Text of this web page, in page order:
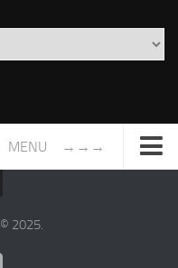
MENU →→→
2025.